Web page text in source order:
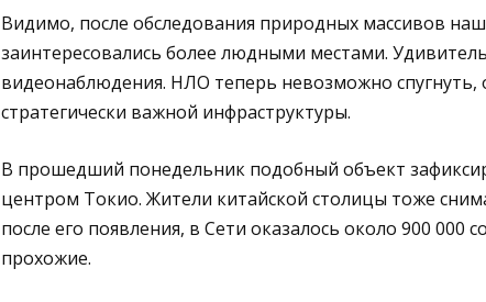
Видимо, после обследования природных массивов
заинтересовались более людными местами.
видеонаблюдения. НЛО теперь невозможно
стратегически важной инфраструктуры.
В прошедший понедельник подобный объект
центром Токио. Жители китайской столицы тоже
после его появления, в Сети оказалось около 900
прохожие.